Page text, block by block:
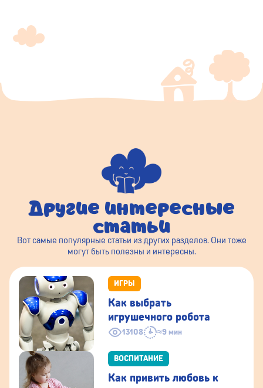
Другие интересные
статьи
Вот самые популярные статьи из других разделов. Они тоже
могут быть полезны и интересны.
ИГРЫ
13108 ≈9 мин
Как выбрать
игрушечного робота
ВОСПИТАНИЕ
Как привить любовь к